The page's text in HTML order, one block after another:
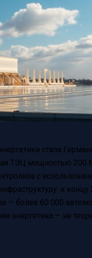
стала
ТЭЦ мощностью 200
с
к концу
— более 60 000
энергетика — не